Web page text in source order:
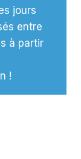
jours
entre
à partir
!